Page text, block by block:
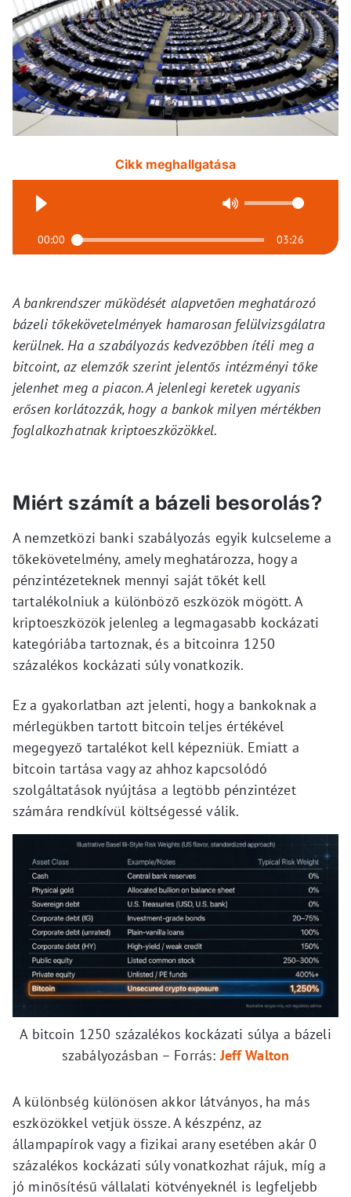
Cikk meghallgatása
00:00 03:26
A bankrendszer működését alapvetően meghatározó
bázeli tőkekövetelmények hamarosan felülvizsgálatra
kerülnek. Ha a szabályozás kedvezőbben ítéli meg a
bitcoint, az elemzők szerint jelentős intézményi tőke
jelenhet meg a piacon. A jelenlegi keretek ugyanis
erősen korlátozzák, hogy a bankok milyen mértékben
foglalkozhatnak kriptoeszközökkel.
Miért számít a bázeli besorolás?
A nemzetközi banki szabályozás egyik kulcseleme a
tőkekövetelmény, amely meghatározza, hogy a
pénzintézeteknek mennyi saját tőkét kell
tartalékolniuk a különböző eszközök mögött. A
kriptoeszközök jelenleg a legmagasabb kockázati
kategóriába tartoznak, és a bitcoinra 1250
százalékos kockázati súly vonatkozik.
Ez a gyakorlatban azt jelenti, hogy a bankoknak a
mérlegükben tartott bitcoin teljes értékével
megegyező tartalékot kell képezniük. Emiatt a
bitcoin tartása vagy az ahhoz kapcsolódó
szolgáltatások nyújtása a legtöbb pénzintézet
számára rendkívül költségessé válik.
A bitcoin 1250 százalékos kockázati súlya a bázeli
szabályozásban – Forrás: Jeff Walton
A különbség különösen akkor látványos, ha más
eszközökkel vetjük össze. A készpénz, az
állampapírok vagy a fizikai arany esetében akár 0
százalékos kockázati súly vonatkozhat rájuk, míg a
jó minősítésű vállalati kötvényeknél is legfeljebb